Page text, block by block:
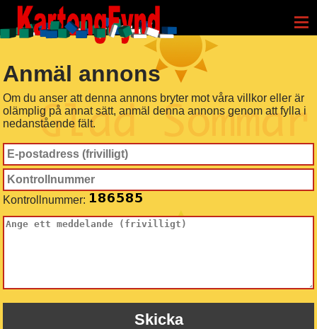
≡
Anmäl annons
Om du anser att denna annons bryter mot våra villkor eller är
olämplig på annat sätt, anmäl denna annons genom att fylla i
nedanstående fält.
Kontrollnummer: